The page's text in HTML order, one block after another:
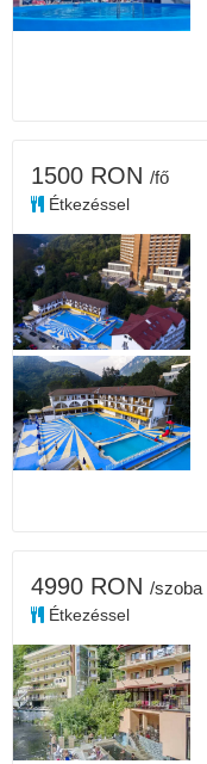
1500 RON /fő
Étkezéssel
4990 RON /szoba
Étkezéssel